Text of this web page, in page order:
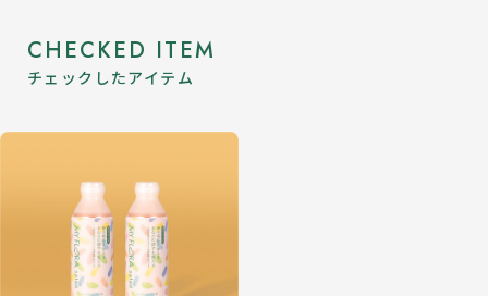
CHECKED ITEM
チェックしたアイテム